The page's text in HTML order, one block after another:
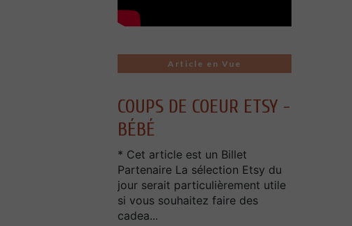
Article en Vue
COUPS DE COEUR ETSY -
BÉBÉ
* Cet article est un Billet
Partenaire La sélection Etsy du
jour serait particulièrement utile
si vous souhaitez faire des
cadea...